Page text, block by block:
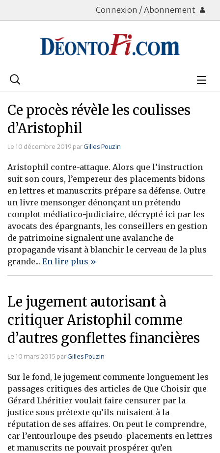
Connexion / Abonnement
Rechercher
Bourse
Placements
Assurance Vie
Patrimoine
Immobilier
Banque
Ce procès révèle les coulisses
d’Aristophil
Le 10 décembre 2019 parGilles Pouzin
Aristophil contre-attaque. Alors que l’instruction
suit son cours, l’empereur des placements bidons
en lettres et manuscrits prépare sa défense. Outre
un livre mensonger dénonçant un prétendu
complot médiatico-judiciaire, décrypté ici par les
avocats des épargnants, les conseillers en gestion
de patrimoine signalent une avalanche de
propagande visant à blanchir le cerveau de la plus
grande... En lire plus »
Le jugement autorisant à
critiquer Aristophil comme
d’autres gonflettes financières
Le 10 mars 2015 parGilles Pouzin
Sur le fond, le jugement commente longuement les
passages critiques des articles de Que Choisir que
Gérard Lhéritier voulait faire censurer par la
justice sous prétexte qu’ils nuisaient à la
réputation de ses affaires. On peut le comprendre,
car l’entourloupe des pseudo-placements en lettres
et manuscrits ne pouvait prospérer qu’en